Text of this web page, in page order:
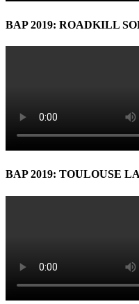
BAP 2019: ROADKILL
BAP 2019: TOULOUSE